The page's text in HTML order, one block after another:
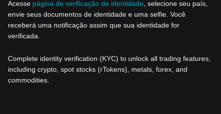
Acesse página de verificação de identidade , selecione seu país,
envie seus documentos de identidade e uma selfie. Você
receberá uma notificação assim que sua identidade for
verificada.
Complete identity verification (KYC) to unlock all trading features,
including crypto, spot stocks (rTokens), metals, forex, and
commodities.